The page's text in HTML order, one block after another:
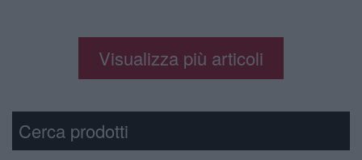
Visualizza più articoli
Cerca prodotti